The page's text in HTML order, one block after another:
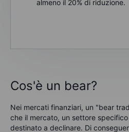
almeno il 20% di riduzione.
Cos'è un bear?
Nei mercati finanziari, un "bear
che il mercato, un settore
destinato a declinare. Di